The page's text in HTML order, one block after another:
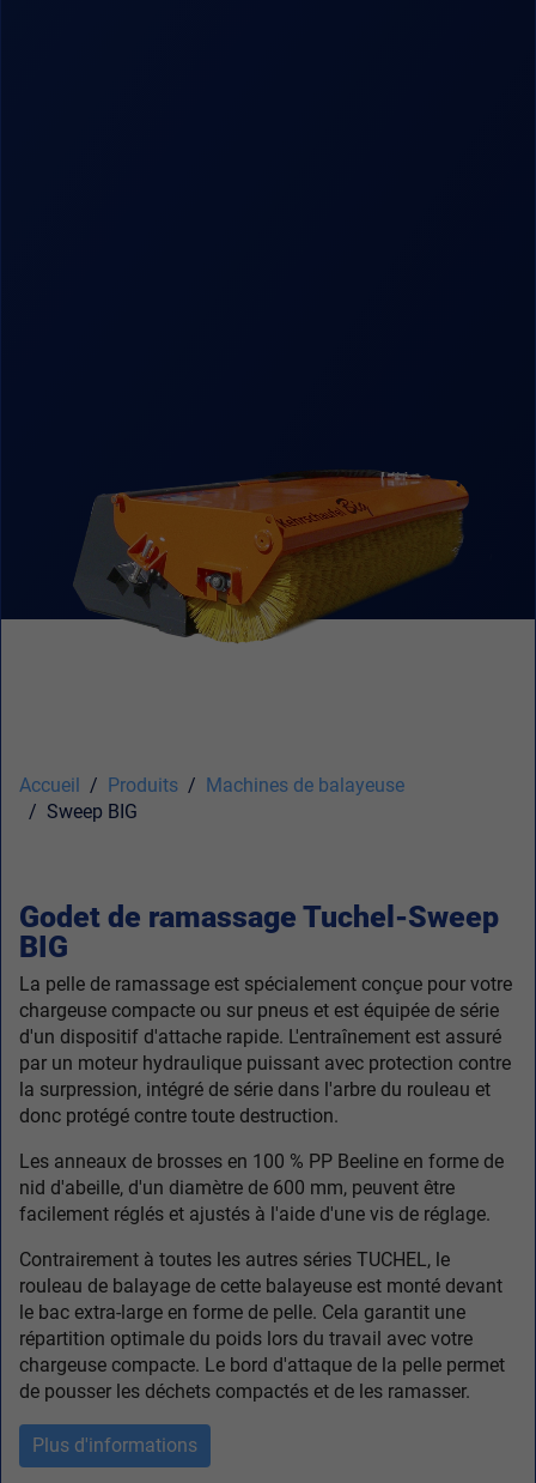
Accueil Produits
Machines de balayeuse
Sweep BIG
Godet de ramassage Tuchel-Sweep
BIG
La pelle de ramassage est spécialement conçue pour votre
chargeuse compacte ou sur pneus et est équipée de série
d'un dispositif d'attache rapide. L'entraînement est assuré
par un moteur hydraulique puissant avec protection contre
la surpression, intégré de série dans l'arbre du rouleau et
donc protégé contre toute destruction.
Les anneaux de brosses en 100 % PP Beeline en forme de
nid d'abeille, d'un diamètre de 600 mm, peuvent être
facilement réglés et ajustés à l'aide d'une vis de réglage.
Contrairement à toutes les autres séries TUCHEL, le
rouleau de balayage de cette balayeuse est monté devant
le bac extra-large en forme de pelle. Cela garantit une
répartition optimale du poids lors du travail avec votre
chargeuse compacte. Le bord d'attaque de la pelle permet
de pousser les déchets compactés et de les ramasser.
Plus d'informations